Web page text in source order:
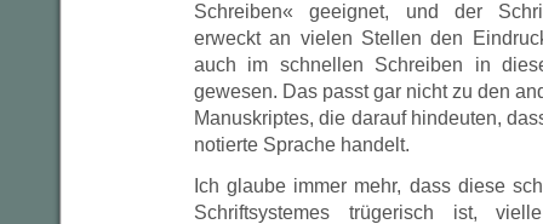
Schreiben« geeignet, und der
erweckt an vielen Stellen den
auch im schnellen Schreiben in
gewesen. Das passt gar nicht zu den
Manuskriptes, die darauf hindeuten,
notierte Sprache handelt.
Ich glaube immer mehr, dass diese
Schriftsystemes trügerisch ist,